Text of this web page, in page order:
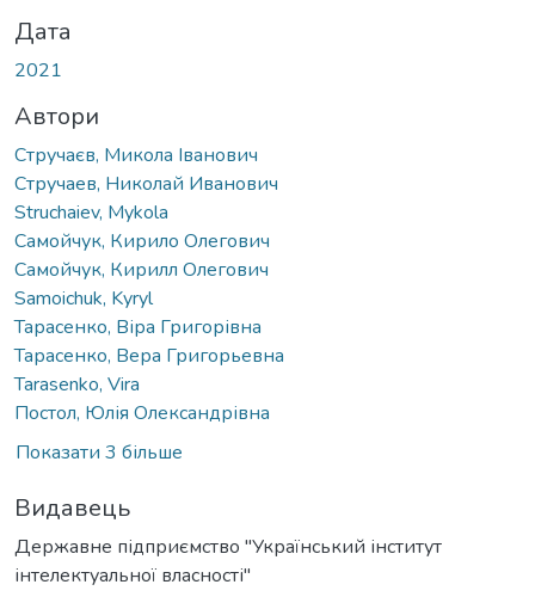
Дата
2021
Автори
Стручаєв, Микола Іванович
Стручаев, Николай Иванович
Struchaiev, Mykola
Самойчук, Кирило Олегович
Самойчук, Кирилл Олегович
Samoichuk, Kyryl
Тарасенко, Віра Григорівна
Тарасенко, Вера Григорьевна
Tarasenko, Vira
Постол, Юлія Олександрівна
Показати 3 більше
Видавець
Державне підприємство "Український інститут
інтелектуальної власності"